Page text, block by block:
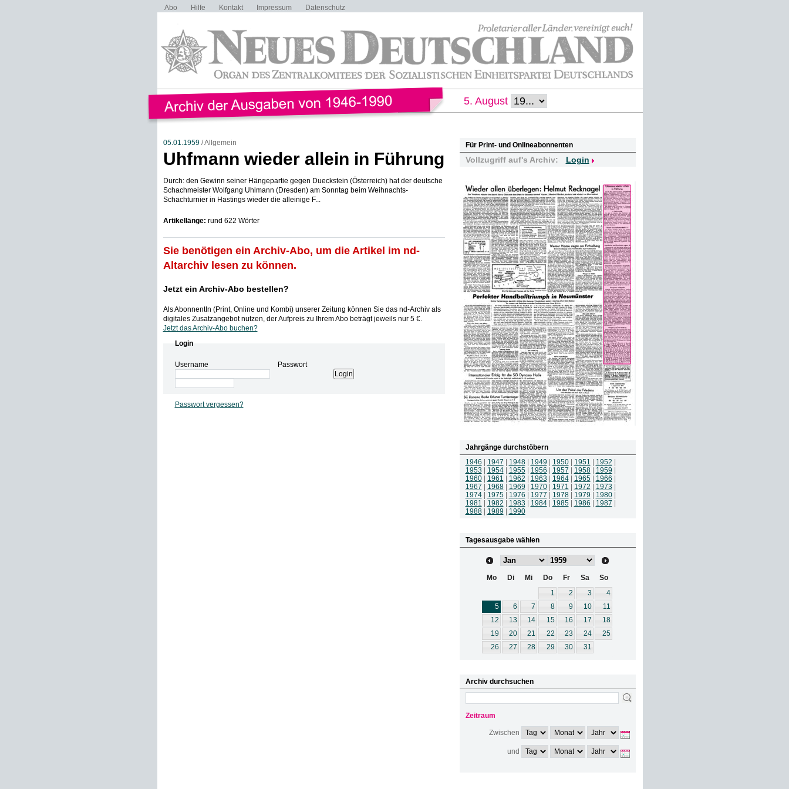
Abo Hilfe Kontakt Impressum Datenschutz
5. August
05.01.1959/ Allgemein
Uhfmann wieder allein in Führung
Durch: den Gewinn seiner Hängepartie gegen Dueckstein (Österreich) hat der deutsche
Schachmeister Wolfgang Uhlmann (Dresden) am Sonntag beim Weihnachts-
Schachturnier in Hastings wieder die alleinige F...
Artikellänge: rund 622 Wörter
Sie benötigen ein Archiv-Abo, um die Artikel im nd-
Altarchiv lesen zu können.
Jetzt ein Archiv-Abo bestellen?
Als AbonnentIn (Print, Online und Kombi) unserer Zeitung können Sie das nd-Archiv als
digitales Zusatzangebot nutzen, der Aufpreis zu Ihrem Abo beträgt jeweils nur 5 €.
Jetzt das Archiv-Abo buchen?
Login
Username Passwort
Passwort vergessen?
Für Print- und Onlineabonnenten
Vollzugriff auf's Archiv: Login
Jahrgänge durchstöbern
1946
1947 1948| 1949 1950| 1951 1952
1953
1954| 1955| 1956 1957 1958| 1959
1960| 1961 1962 1963 1964| 1965| 1966
1967
1968| 1969 1970| 1971 1972 1973
1974| 1975| 1976 1977 1978| 1979 1980|
1981
1982 1983 1984| 1985| 1986 1987
1988| 1989 1990
Tagesausgabe wählen
Mo Di Mi Do Fr Sa
So
1
2 3
4
5
6 7 8 9 10
11
12
13 14 15 16 17
18
19
20 21 22 23 24
25
26
27 28 29 30 31
Archiv durchsuchen
Zeitraum
Zwischen
und